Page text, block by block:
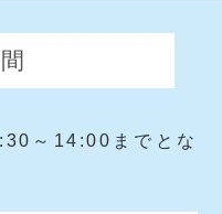
～14:00までとな